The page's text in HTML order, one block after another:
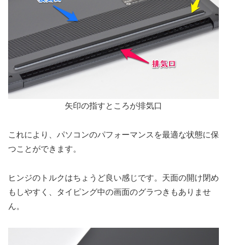
矢印の指すところが排気口
これにより、パソコンのパフォーマンスを最適な状態に保
つことができます。
ヒンジのトルクはちょうど良い感じです。天面の開け閉め
もしやすく、タイピング中の画面のグラつきもありませ
ん。